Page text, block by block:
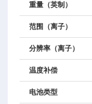
重量（英制）
范围（离子）
分辨率（离子）
温度补偿
电池类型